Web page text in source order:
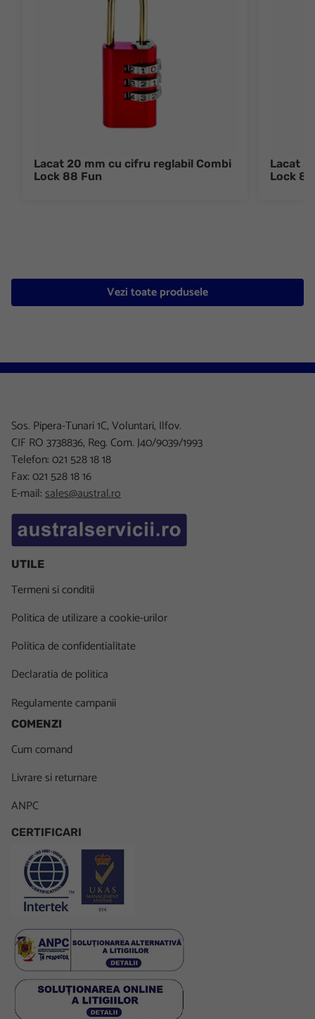
Lacat 20 mm cu cifru reglabil Combi
Lock 88 Fun
Lacat
Lock
Vezi toate produsele
Sos. Pipera-Tunari 1C, Voluntari, Ilfov.
CIF RO 3738836, Reg. Com. J40/9039/1993
Telefon: 021 528 18 18
Fax: 021 528 18 16
E-mail:sales@austral.ro
UTILE
Termeni si conditii
Politica de utilizare a cookie-urilor
Politica de confidentialitate
Declaratia de politica
Regulamente campanii
COMENZI
Cum comand
Livrare si returnare
ANPC
CERTIFICARI